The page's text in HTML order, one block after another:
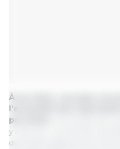
À eux deux, ces pays
l’ensemble des
porcelets
y a dix ans : au premier
dominait pratiquement